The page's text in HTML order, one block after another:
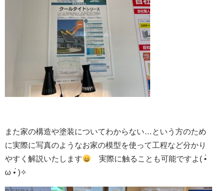
また家の構造や塗装についてわからない…という方のため
に実際に写真のようなお家の模型を使って工程など分かり
やすく解説いたします
実際に触ることも可能ですよ( •̀
ω •́ )✧